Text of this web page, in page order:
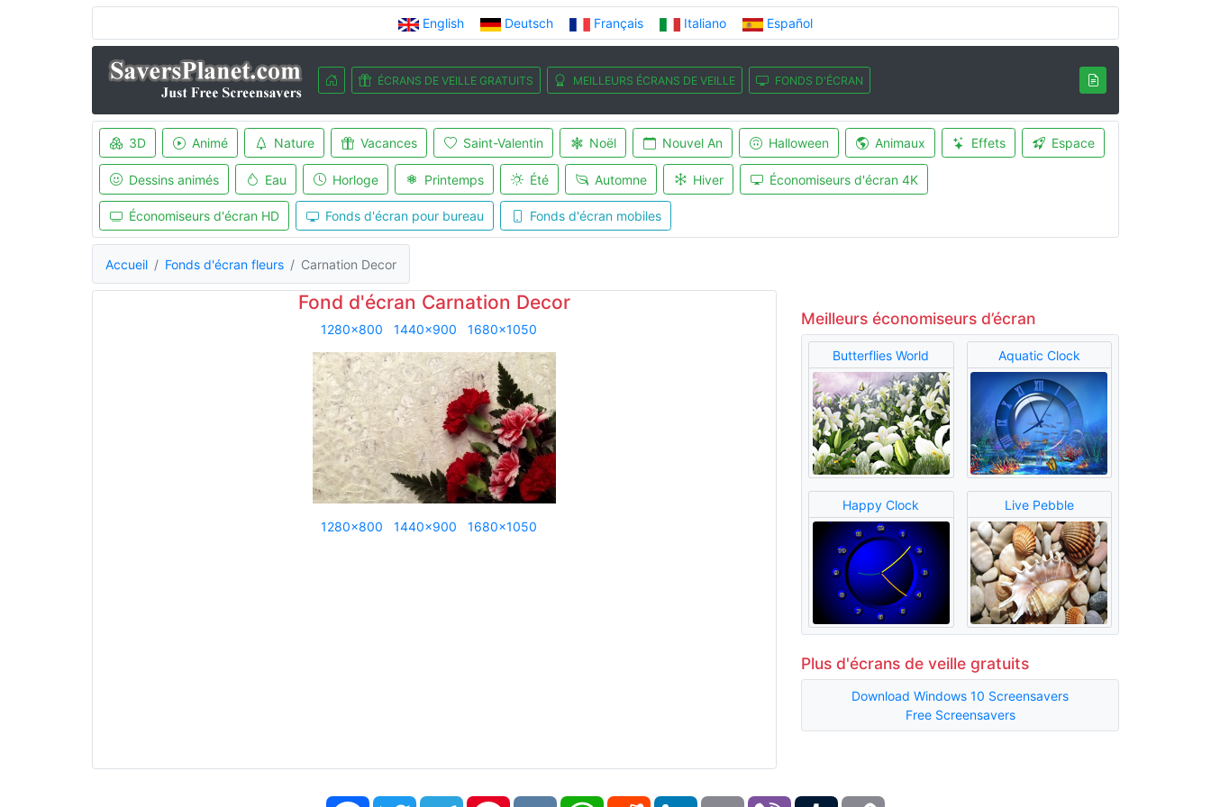
English Deutsch Français Italiano Español
ÉCRANS DE VEILLE GRATUITS MEILLEURS ÉCRANS DE VEILLE FONDS D'ÉCRAN
3D Animé Nature Vacances Saint-Valentin Noël Nouvel An Halloween Animaux Effets Espace
Dessins animés Eau Horloge Printemps Été Automne Hiver Économiseurs d'écran 4K
Économiseurs d'écran HD Fonds d'écran pour bureau Fonds d'écran mobiles
Accueil Fonds d'écran fleurs Carnation Decor
Fond d'écran Carnation Decor
1280x800 1440x900 1680x1050
1280x800 1440x900 1680x1050
Meilleurs économiseurs d’écran
Butterflies World Aquatic Clock
Happy Clock Live Pebble
Plus d'écrans de veille gratuits
Download Windows 10 Screensavers
Free Screensavers